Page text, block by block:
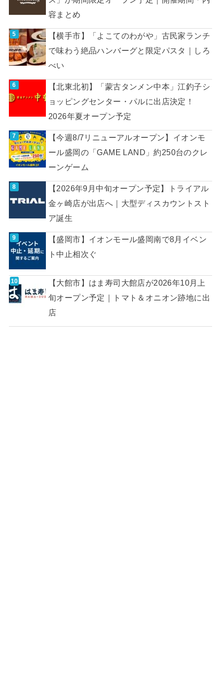
容まとめ
【横手市】「よこてのわがや」古民家ランチ
で味わう絶品ハンバーグと限定パスタ｜しろ
べい
【北東北初】「蒙古タンメン中本」江釣子シ
ョッピングセンター・パルに出店決定！
2026年夏オープン予定
【今週8/7リニューアルオープン】イオンモ
ール盛岡の「GAME LAND」約250台のクレ
ーンゲーム
【2026年9月中旬オープン予定】トライアル
金ヶ崎店が出店へ｜大型ディスカウントスト
ア誕生
【盛岡市】イオンモール盛岡南で8月イベン
ト中止相次ぐ
【大館市】はま寿司大館店が2026年10月上
旬オープン予定｜トマト＆オニオン跡地に出
店